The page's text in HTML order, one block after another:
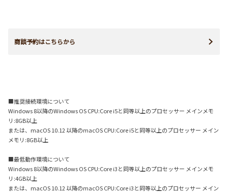
商談予約はこちらから
■推奨接続環境について
Windows 8以降のWindows OS CPU:Core i5と同等以上のプロセッサー メインメモ
リ:8GB以上
または、macOS 10.12 以降のmacOS CPU:Core i5と同等以上のプロセッサー メイン
メモリ:8GB以上
■最低動作環境について
Windows 8以降のWindows OS CPU:Core i3と同等以上のプロセッサー メインメモ
リ:4GB以上
または、macOS 10.12 以降のmacOS CPU:Core i3と同等以上のプロセッサー メイン